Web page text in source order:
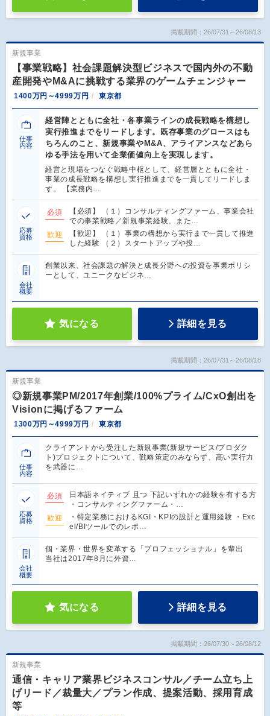
掲載期間：26/07/31～26/08/13
新規事業
【事業戦略】社会課題解決型ビジネスで国内外の不動
産開発やM&Aに挑戦する業界のゲームチェンジャー
1400万円～4999万円 東京都
仕事
内容
経営陣とともに全社・各事業ラインの成長戦略を構想し
実行推進までをリードします。既存事業のグロースはも
ちろんのこと、新規事業やM&A、アライアンスなどあら
ゆる手法を用いて企業価値向上を実現します。
経営と現場をつなぐ戦略中枢として、経営層とともに全社・
事業の成長戦略を構想し実行推進までを一貫してリードしま
す。 【業務内…
応募
資格
必須
【必須】 （１）コンサルティングファーム、事業会社
での事業戦略／新規事業経験、また…
歓迎
【歓迎】 （１）事業の構想から実行まで一貫して推進
した経験 （２）スタートアップや投…
会社
概要
創業以来、社会課題の解決と成長分野への投資を事業ポリシ
ーとして、ユニークなビジネ…
気になる 詳細を見る
掲載期間：26/07/31～26/08/18
新規事業
◎新規事業PM/2017年創業/100%プライム/CxO創出を
Visionに掲げるファーム
1300万円～4999万円 東京都
仕事
内容
クライアントから受注した新規事業(新規サービス/プロダク
ト)プロジェクトについて、戦略策定のみならず、高い実行力
を武器に…
応募
資格
必須
日本語ネイティブ 且つ 下記いずれかの経験を有する方
・コンサルティングファーム・…
歓迎
・特定業務におけるKGI・KPIの設計と運用経験 ・Exc
el/BIツールでのレポ…
会社
概要
個・業界・世界を変革する「プロフェッショナル」を輩出
当社は2017年8月に外資…
気になる 詳細を見る
掲載期間：26/07/30～26/08/12
新規事業
通信・キャリア業界ビジネスコンサル／チーム立ち上
げリード／裁量大／プラン作成、提案活動、採用育成
等